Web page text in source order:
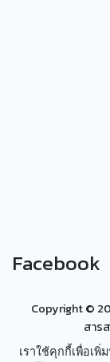
Facebook
Copyright ©
สาร
เราใช้คุกกี้เพื่อเ